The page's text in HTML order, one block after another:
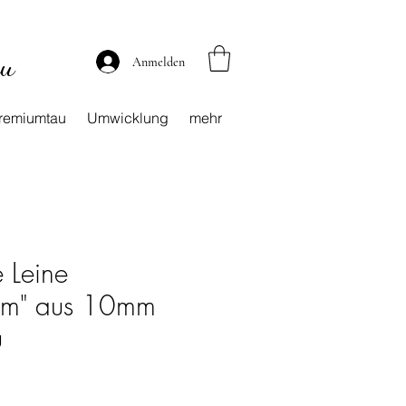
Anmelden
Umwicklung mehr
Leine
aus 10mm